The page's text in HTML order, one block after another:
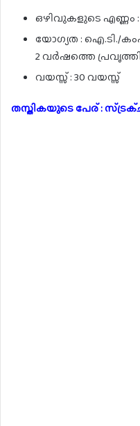
ഒഴിവുകളുടെ എണ്ണം :
യോഗ്യത : ഐ.ടി./
2 വർഷത്തെ
വയസ്സ് : 30 വയസ്സ്
തസ്തികയുടെ പേര് :